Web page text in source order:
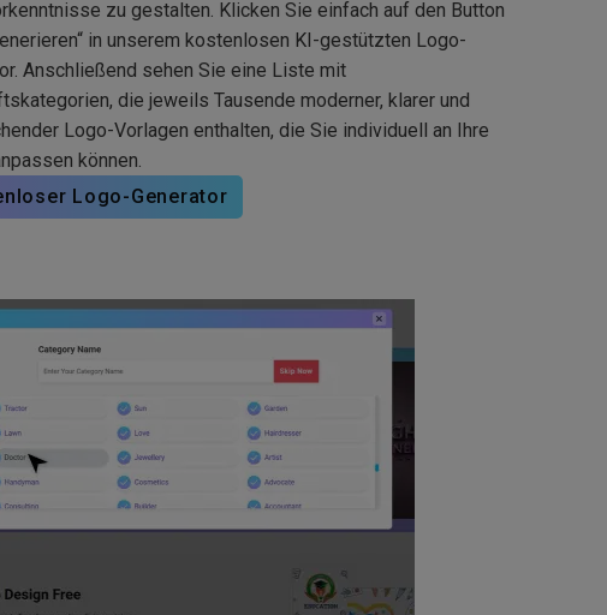
zu gestalten. Klicken Sie einfach auf den Button
in unserem kostenlosen KI-gestützten Logo-
Anschließend sehen Sie eine Liste mit
die jeweils Tausende moderner, klarer und
Logo-Vorlagen enthalten, die Sie individuell an Ihre
können.
Logo-Generator